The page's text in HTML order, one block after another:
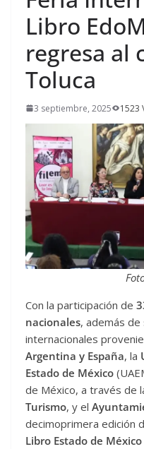
Libro
regresa al
Toluca
3 septiembre, 2025 1523
Con la participación de
nacionales, además
internacionales
Argentina y España, la
Estado de México
de México, a través de
Turismo, y el
decimoprimera edición
Libro Estado de México